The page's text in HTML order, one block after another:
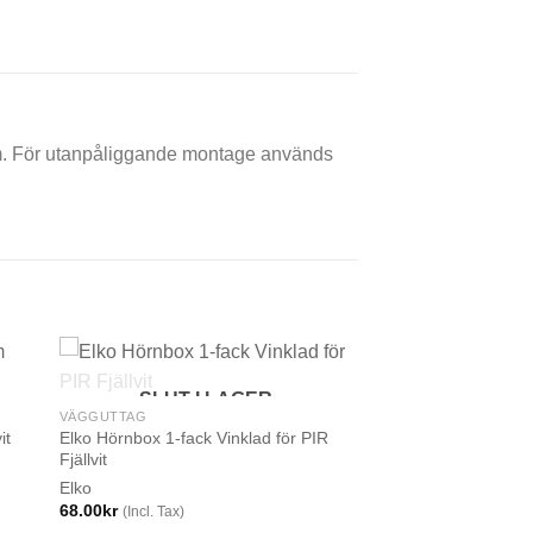
För utanpåliggande montage används
SLUT I LAGER
VÄGGUTTAG
Elko Hörnbox 1-fack Vinklad för PIR
Fjällvit
Elko
68.00kr (Incl. Tax)